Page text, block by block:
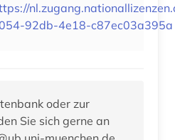
92db-4e18-c87ec03a395a
oder zur
Sie sich gerne an